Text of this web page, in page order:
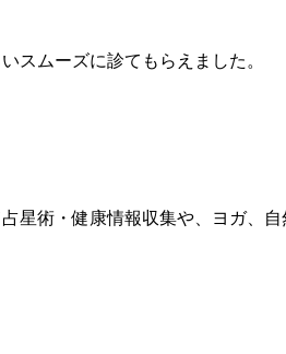
スムーズに診てもらえました。
星術・健康情報収集や、ヨガ、